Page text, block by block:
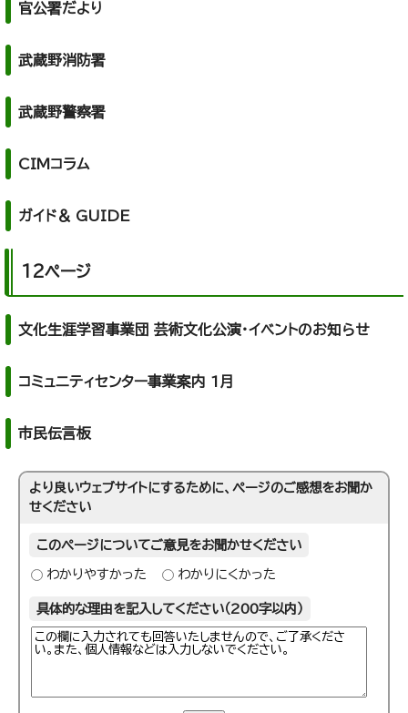
官公署だより
武蔵野消防署
武蔵野警察署
CIMコラム
ガイド＆ GUIDE
12ページ
文化生涯学習事業団 芸術文化公演・イベントのお知らせ
コミュニティセンター事業案内 1月
市民伝言板
より良いウェブサイトにするために、ページのご感想をお聞か
せください
このページについてご意見をお聞かせください
わかりやすかった わかりにくかった
具体的な理由を記入してください（200字以内）